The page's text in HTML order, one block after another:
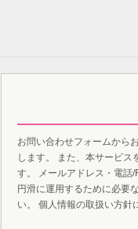
お問い合わせフォームから
します。 また、本サービス
す。 メールアドレス・電話
円滑に運用するために必要
い。 個人情報の取扱い方針